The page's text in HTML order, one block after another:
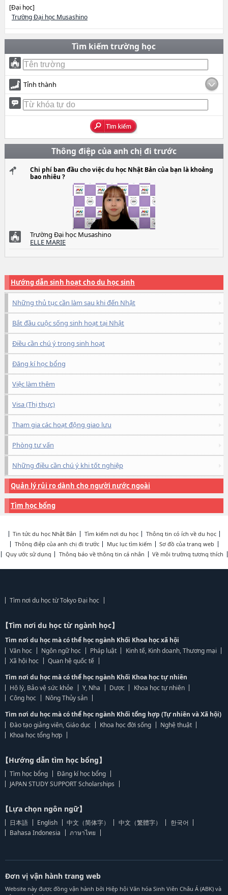
[Đại học]
Trường Đại học Musashino
Tìm kiếm trường học
Tỉnh thành
Thông điệp của anh chị đi trước
Chi phí ban đầu cho việc du học Nhật Bản của bạn là khoảng
bao nhiêu ?
Trường Đại học Musashino
ELLE MARIE
Hướng dẫn sinh hoạt cho du học sinh
Những thủ tục cần làm sau khi đến Nhật
Bắt đầu cuộc sống sinh hoạt tại Nhật
Điều cần chú ý trong sinh hoạt
Đăng kí học bổng
Việc làm thêm
Visa (Thị thực)
Tham gia các hoạt động giao lưu
Phòng tư vấn
Những điều cần chú ý khi tốt nghiệp
Quản lý rủi ro dành cho người nước ngoài
Tìm học bổng
Tin tức du học Nhật Bản Tìm kiếm nơi du học
Thông tin có ích về du học
Thông điệp của anh chị đi trước
Mục lục tìm kiếm
Sơ đồ của trang web
Quy ước sử dụng
Thông báo về thông tin cá nhân Về môi trường tương thích
Tìm nơi du học từ Tokyo Đại học
【Tìm nơi du học từ ngành học】
Tìm nơi du học mà có thể học ngành Khối Khoa học xã hội
Văn học
Ngôn ngữ học Pháp luật
Kinh tế, Kinh doanh, Thương mại
Xã hội học
Quan hệ quốc tế
Tìm nơi du học mà có thể học ngành Khối Khoa học tự nhiên
Hộ lý, Bảo vệ sức khỏe
Y, Nha Dược
Khoa học tự nhiên
Công học
Nông Thủy sản
Tìm nơi du học mà có thể học ngành Khối tổng hợp (Tự nhiên và Xã hội)
Đào tạo giảng viên, Giáo dục
Khoa học đời sống
Nghệ thuật
Khoa học tổng hợp
【Hướng dẫn tìm học bổng】
Tìm học bổng
Đăng kí học bổng
JAPAN STUDY SUPPORT Scholarships
【Lựa chọn ngôn ngữ】
日本語 English 中文（简体字） 中文（繁體字）
한국어
Bahasa Indonesia
ภาษาไทย
Đơn vị vận hành trang web
Website này được đồng vận hành bởi Hiệp hội Văn hóa Sinh Viên Châu Á (ABK) và